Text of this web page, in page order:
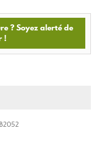
? Soyez alerté de
!